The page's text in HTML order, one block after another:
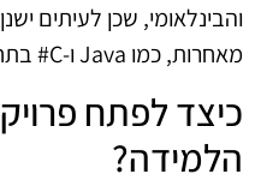
והבינלאומי, שכן לעיתים
מאחרות, כמו Java ו-C# בתחומי הפיתוח.
כיצד לפתח
הלמידה?